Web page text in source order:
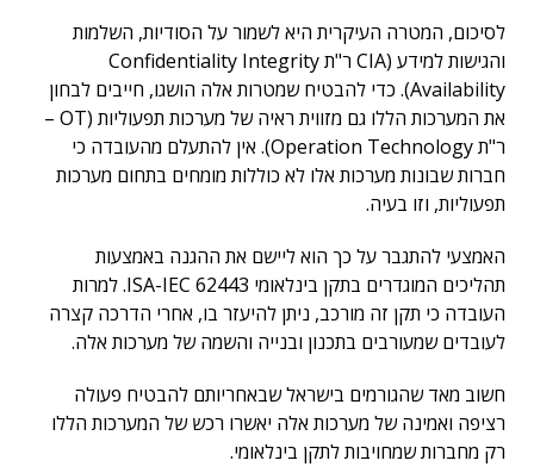
לסיכום, המטרה העיקרית היא לשמור על הסודיות, השלמות
והגישות למידע (CIA ר"ת Confidentiality Integrity
Availability). כדי להבטיח שמטרות אלה הושגו, חייבים לבחון
את המערכות הללו גם מזווית ראיה של מערכות תפעוליות (OT –
ר"ת Operation Technology). אין להתעלם מהעובדה כי
חברות שבונות מערכות אלו לא כוללות מומחים בתחום מערכות
תפעוליות, וזו בעיה.
האמצעי להתגבר על כך הוא ליישם את ההגנה באמצעות
תהליכים המוגדרים בתקן בינלאומי 62443 ISA-IEC. למרות
העובדה כי תקן זה מורכב, ניתן להיעזר בו, אחרי הדרכה קצרה
לעובדים שמעורבים בתכנון ובנייה והשמה של מערכות אלה.
חשוב מאד שהגורמים בישראל שבאחריותם להבטיח פעולה
רציפה ואמינה של מערכות אלה יאשרו רכש של המערכות הללו
רק מחברות שמחויבות לתקן בינלאומי.